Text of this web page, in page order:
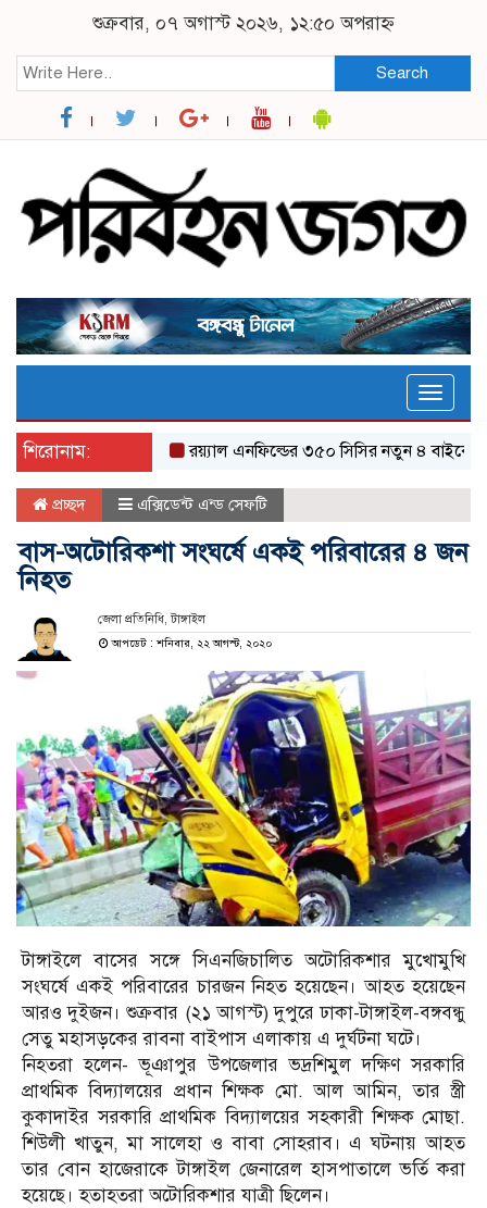
শুক্রবার, ০৭ অগাস্ট ২০২৬, ১২:৫০ অপরাহ্ন
Search
Toggle
শিরোনাম:
র‌য়্যাল এনফিল্ডের ৩৫০ সিসির নতুন ৪ বাইকের যত
প্রচ্ছদ এক্সিডেন্ট এন্ড সেফটি
বাস-অটোরিকশা সংঘর্ষে একই পরিবারের ৪ জন
নিহত
জেলা প্রতিনিধি, টাঙ্গাইল
আপডেট : শনিবার, ২২ আগস্ট, ২০২০
টাঙ্গাইলে বাসের সঙ্গে সিএনজিচালিত অটোরিকশার মুখোমুখি
সংঘর্ষে একই পরিবারের চারজন নিহত হয়েছেন। আহত হয়েছেন
আরও দুইজন। শুক্রবার (২১ আগস্ট) দুপুরে ঢাকা-টাঙ্গাইল-বঙ্গবন্ধু
সেতু মহাসড়কের রাবনা বাইপাস এলাকায় এ দুর্ঘটনা ঘটে।
নিহতরা হলেন- ভূঞাপুর উপজেলার ভদ্রশিমুল দক্ষিণ সরকারি
প্রাথমিক বিদ্যালয়ের প্রধান শিক্ষক মো. আল আমিন, তার স্ত্রী
কুকাদাইর সরকারি প্রাথমিক বিদ্যালয়ের সহকারী শিক্ষক মোছা.
শিউলী খাতুন, মা সালেহা ও বাবা সোহরাব। এ ঘটনায় আহত
তার বোন হাজেরাকে টাঙ্গাইল জেনারেল হাসপাতালে ভর্তি করা
হয়েছে। হতাহতরা অটোরিকশার যাত্রী ছিলেন।